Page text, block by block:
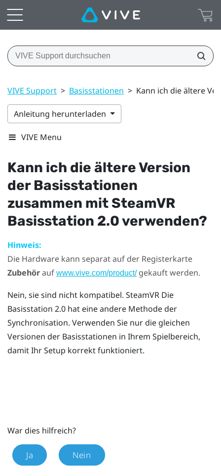
VIVE Support > Basisstationen > Kann ich die ältere
Anleitung herunterladen
VIVE Menu
Kann ich die ältere Version
der Basisstationen
zusammen mit SteamVR
Basisstation 2.0 verwenden?
Hinweis:
Die Hardware kann separat auf der Registerkarte
Zubehörauf www.vive.com/product/gekauft werden.
Nein, sie sind nicht kompatibel. SteamVR Die
Basisstation 2.0 hat eine andere Methode der
Synchronisation. Verwenden Sie nur die gleichen
Versionen der Basisstationen in Ihrem Spielbereich,
damit Ihr Setup korrekt funktioniert.
War dies hilfreich?
Ja Nein